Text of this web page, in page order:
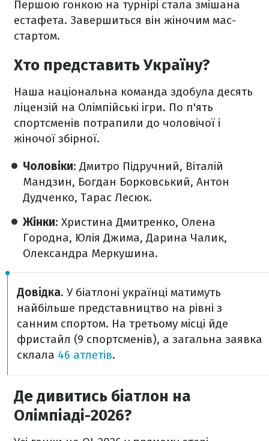
Першою гонкою на турнірі стала змішана
естафета. Завершиться він жіночим мас-
стартом.
Хто представить Україну?
Наша національна команда здобула десять
ліцензій на Олімпійські ігри. По п'ять
спортсменів потрапили до чоловічої і
жіночої збірної.
Чоловіки: Дмитро Підручний, Віталій
Мандзин, Богдан Борковський, Антон
Дудченко, Тарас Лесюк.
Жінки: Христина Дмитренко, Олена
Городна, Юлія Джима, Дарина Чалик,
Олександра Меркушина.
Довідка. У біатлоні українці матимуть
найбільше представництво на рівні з
санним спортом. На третьому місці йде
фристайл (9 спортсменів), а загальна заявка
склала 46 атлетів.
Де дивитись біатлон на
Олімпіаді-2026?